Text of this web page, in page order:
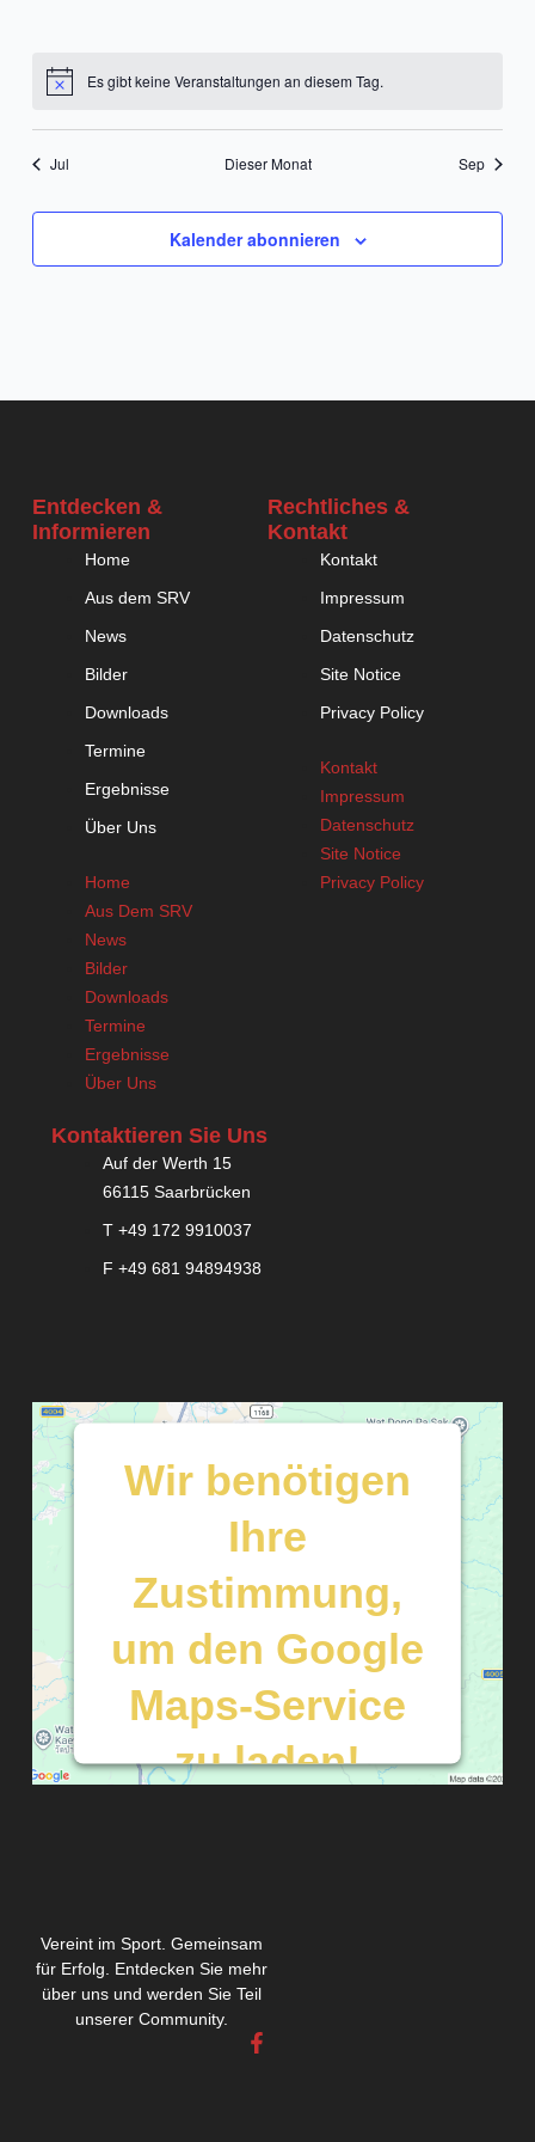
Es gibt keine Veranstaltungen an diesem Tag.
Jul Dieser Monat Sep
Kalender abonnieren
Vereint im Sport. Gemeinsam
für Erfolg. Entdecken Sie mehr
über uns und werden Sie Teil
unserer Community.
F
Entdecken &
Informieren
Home
Aus dem SRV
News
Bilder
Downloads
Termine
Ergebnisse
Über Uns
Home
Aus Dem SRV
News
Bilder
Downloads
Termine
Ergebnisse
Über Uns
Rechtliches &
Kontakt
Kontakt
Impressum
Datenschutz
Site Notice
Privacy Policy
Kontakt
Impressum
Datenschutz
Site Notice
Privacy Policy
Kontaktieren Sie Uns
Auf der Werth 15
66115 Saarbrücken
T +49 172 9910037
F +49 681 94894938
Wir benötigen
Ihre
Zustimmung,
um den Google
Maps-Service
zu laden!
Nutzung des Service zu, um diese Karte
anzuzeigen.
Mehr Informationen